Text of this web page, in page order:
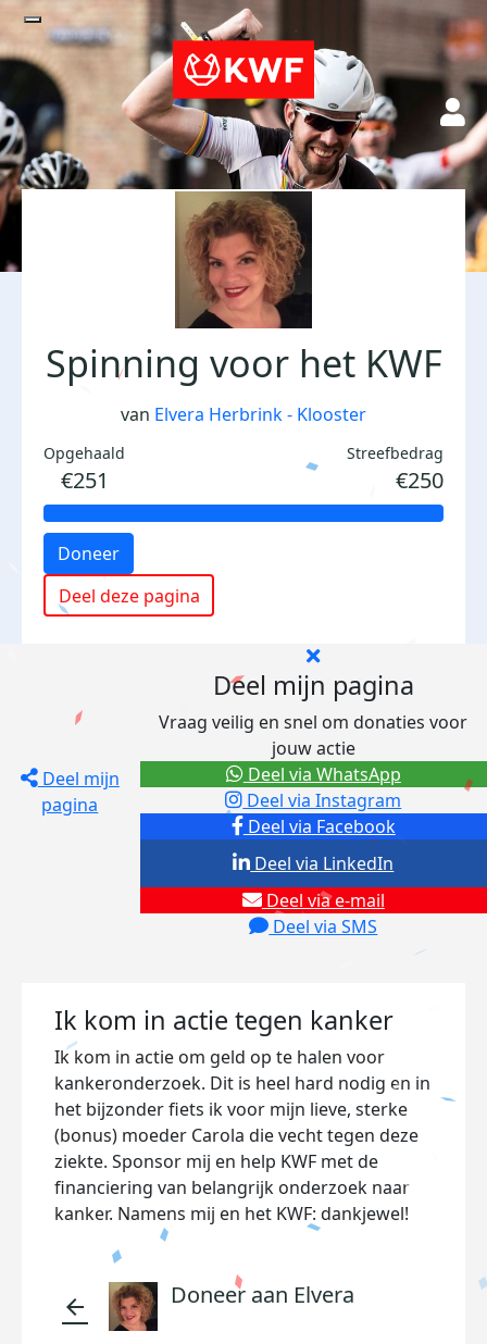
Spinning voor het KWF
van Elvera Herbrink - Klooster
Opgehaald
€251
Streefbedrag
€250
Doneer
Deel deze pagina
Deel mijn
pagina
Deel mijn pagina
Vraag veilig en snel om donaties voor
jouw actie
Deel via Facebook
Deel via Instagram
Deel via e-mail
Deel via SMS
Deel via LinkedIn
Deel via WhatsApp
Ik kom in actie tegen kanker
Ik kom in actie om geld op te halen voor
kankeronderzoek. Dit is heel hard nodig en in
het bijzonder fiets ik voor mijn lieve, sterke
(bonus) moeder Carola die vecht tegen deze
ziekte. Sponsor mij en help KWF met de
financiering van belangrijk onderzoek naar
kanker. Namens mij en het KWF: dankjewel!
arrow_back Doneer aan Elvera